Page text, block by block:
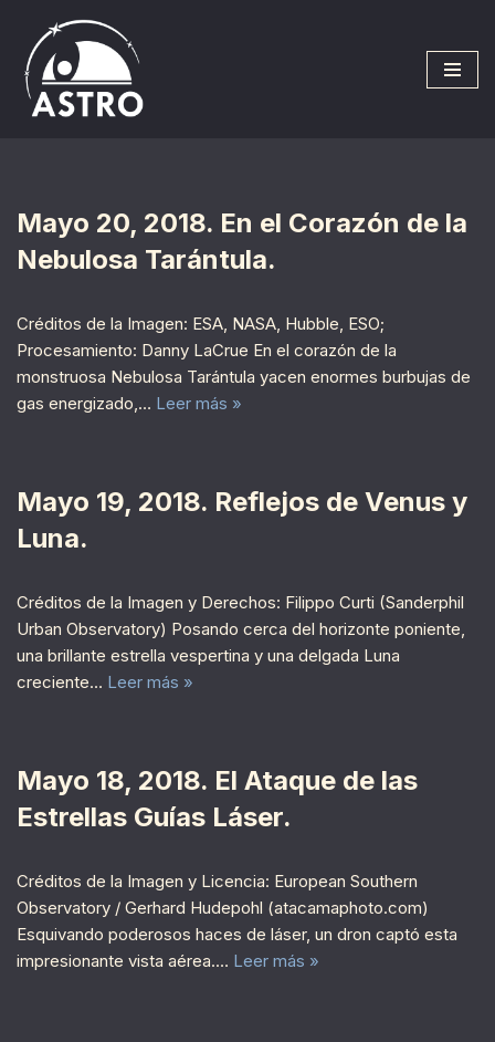
Saltar
al
contenido
Mayo 20, 2018. En el Corazón de la
Nebulosa Tarántula.
Créditos de la Imagen: ESA, NASA, Hubble, ESO;
Procesamiento: Danny LaCrue En el corazón de la
monstruosa Nebulosa Tarántula yacen enormes burbujas de
gas energizado,… Leer más »
Mayo 19, 2018. Reflejos de Venus y
Luna.
Créditos de la Imagen y Derechos: Filippo Curti (Sanderphil
Urban Observatory) Posando cerca del horizonte poniente,
una brillante estrella vespertina y una delgada Luna
creciente… Leer más »
Mayo 18, 2018. El Ataque de las
Estrellas Guías Láser.
Créditos de la Imagen y Licencia: European Southern
Observatory / Gerhard Hudepohl (atacamaphoto.com)
Esquivando poderosos haces de láser, un dron captó esta
impresionante vista aérea.… Leer más »